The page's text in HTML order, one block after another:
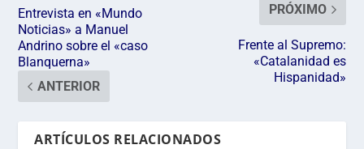
Entrevista en «Mundo
Noticias» a Manuel
Andrino sobre el «caso
Blanquerna»
ANTERIOR
PRÓXIMO
Frente al Supremo:
«Catalanidad es
Hispanidad»
ARTÍCULOS RELACIONADOS